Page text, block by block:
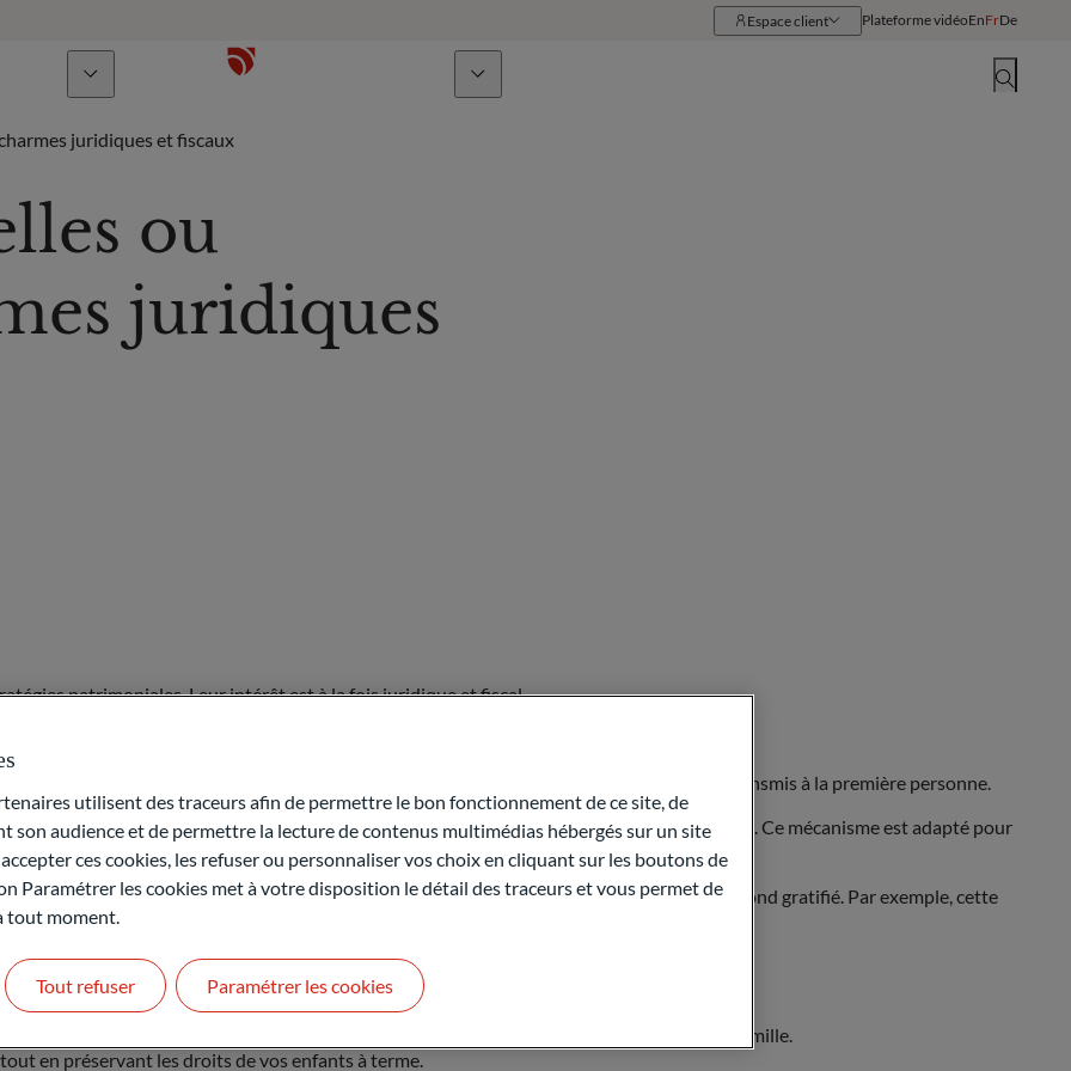
Espace client Plateforme vidéoEnFrDe
juridiques et fiscaux
ou
juridiques
patrimoniales. Leur intérêt est à la fois juridique et fiscal.
une seconde personne identifiée par le donateur initial recevra tout ou partie des biens transmis à la première personne.
le bien et le transmettre au second gratifié. Il n’est donc pas possible de vendre le bien. Ce mécanisme est adapté pour
de consommer les biens qu’il a reçus. Le solde non consommé sera transmis au second gratifié. Par exemple, cette
pas de descendant.
font valoir leurs charmes :
assurant de la transmission de ce qui n’a pas été consommé à d’autres membres de la famille.
en préservant les droits de vos enfants à terme.
utilisent des traceurs afin de permettre le bon fonctionnement de ce site, de
son audience et de permettre la lecture de contenus multimédias hébergés sur un site
ces cookies, les refuser ou personnaliser vos choix en cliquant sur les boutons de
Paramétrer les cookies met à votre disposition le détail des traceurs et vous permet de
tout moment.
Tout refuser Paramétrer les cookies